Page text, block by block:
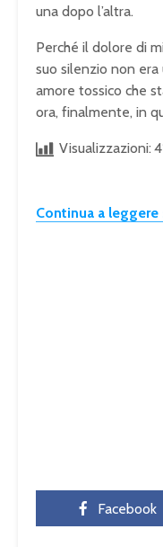
una dopo l’altra.
Perché il dolore di
suo silenzio non era
amore tossico che
ora, finalmente, in
Visualizzazioni:
Continua a
Facebook